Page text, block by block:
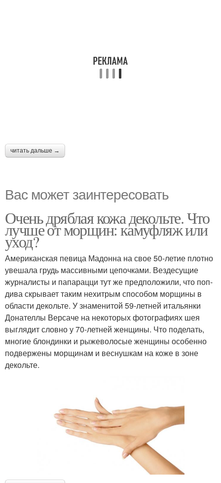
читать дальше →
Вас может заинтересовать
Очень дряблая кожа декольте. Что
лучше от морщин: камуфляж или
уход?
Американская певица Мадонна на свое 50-летие плотно
увешала грудь массивными цепочками. Вездесущие
журналисты и папарацци тут же предположили, что поп-
дива скрывает таким нехитрым способом морщины в
области декольте. У знаменитой 59-летней итальянки
Донателлы Версаче на некоторых фотографиях шея
выглядит словно у 70-летней женщины. Что поделать,
многие блондинки и рыжеволосые женщины особенно
подвержены морщинам и веснушкам на коже в зоне
декольте.